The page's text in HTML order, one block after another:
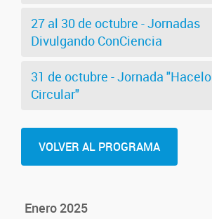
27 al 30 de octubre - Jornadas
Divulgando ConCiencia
31 de octubre - Jornada "Hacelo
Circular"
VOLVER AL PROGRAMA
Enero 2025